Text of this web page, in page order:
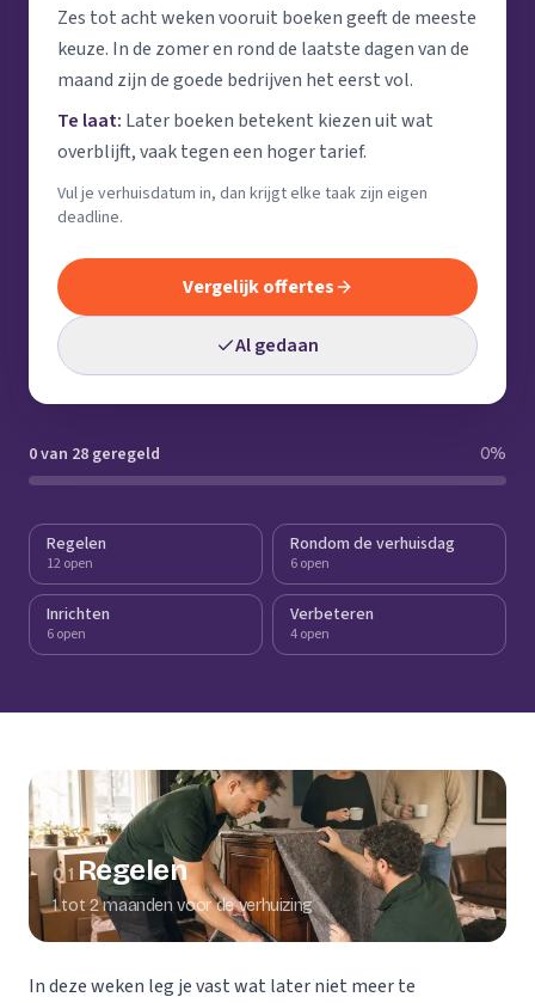
Zes tot acht weken vooruit boeken geeft de meeste
keuze. In de zomer en rond de laatste dagen van de
maand zijn de goede bedrijven het eerst vol.
Te laat: Later boeken betekent kiezen uit wat
overblijft, vaak tegen een hoger tarief.
Vul je verhuisdatum in, dan krijgt elke taak zijn eigen
deadline.
Vergelijk offertes
Al gedaan
0 van 28 geregeld 0%
Regelen
12 open
Rondom de verhuisdag
6 open
Inrichten
6 open
Verbeteren
4 open
01 Regelen
1 tot 2 maanden voor de verhuizing
In deze weken leg je vast wat later niet meer te